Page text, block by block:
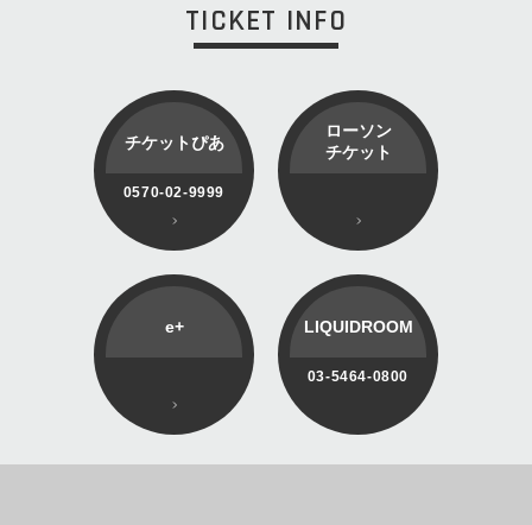
TICKET INFO
チケットぴあ
0570-02-9999
ローソン
チケット
e+ LIQUIDROOM
03-5464-0800